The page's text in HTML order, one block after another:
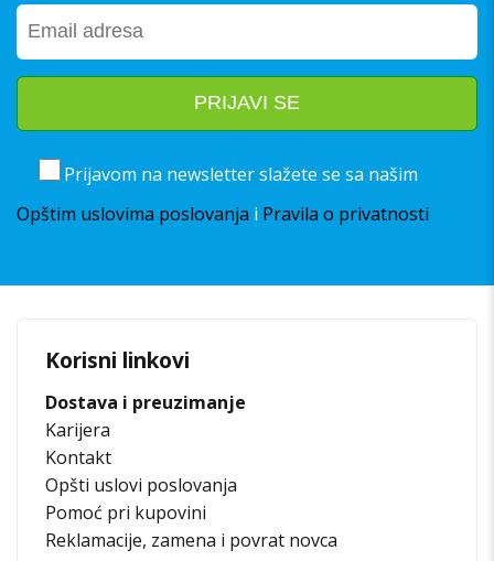
Prijavom na newsletter slažete se sa našim
Opštim uslovima poslovanja i Pravila o privatnosti
Korisni linkovi
Dostava i preuzimanje
Karijera
Kontakt
Opšti uslovi poslovanja
Pomoć pri kupovini
Reklamacije, zamena i povrat novca